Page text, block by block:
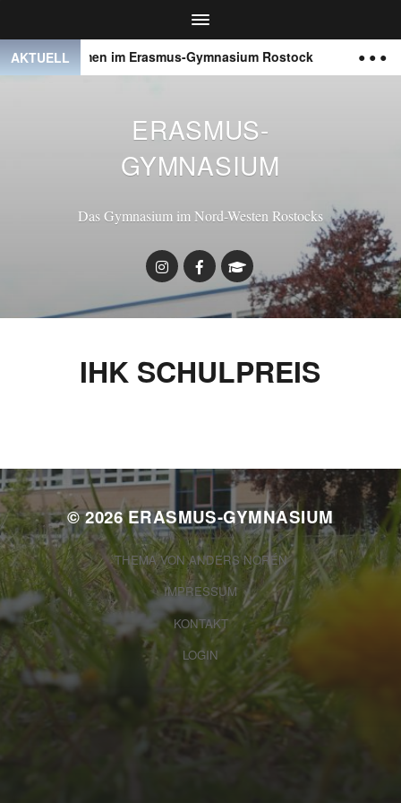
AKTUELL
Willkommen im Erasmus-Gymnasium Rostock ● ● ●
ERASMUS-
GYMNASIUM
Das Gymnasium im Nord-Westen Rostocks
IHK SCHULPREIS
© 2026ERASMUS-GYMNASIUM
THEMA VONANDERS NORÉN
IMPRESSUM
KONTAKT
LOGIN